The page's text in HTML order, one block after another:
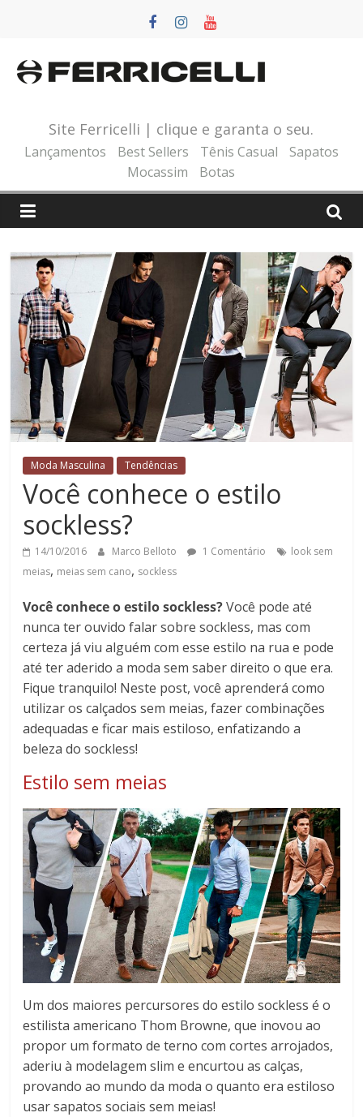
conteúdo
Site Ferricelli | clique e garanta o seu.
Lançamentos Best Sellers Tênis Casual
Sapatos
Mocassim
Botas
Moda Masculina Tendências
Você conhece o estilo
sockless?
14/10/2016 Marco Belloto 1 Comentário
look sem
meias, meias sem cano, sockless
Você conhece o estilo sockless?Você pode até
nunca ter ouvido falar sobre sockless, mas com
certeza já viu alguém com esse estilo na rua e pode
até ter aderido a moda sem saber direito o que era.
Fique tranquilo! Neste post, você aprenderá como
utilizar os calçados sem meias, fazer combinações
adequadas e ficar mais estiloso, enfatizando a
beleza do sockless!
Estilo sem meias
Um dos maiores percursores do estilo sockless é o
estilista americano Thom Browne, que inovou ao
propor um formato de terno com cortes arrojados,
aderiu à modelagem slim e encurtou as calças,
provando ao mundo da moda o quanto era estiloso
usar sapatos sociais sem meias!